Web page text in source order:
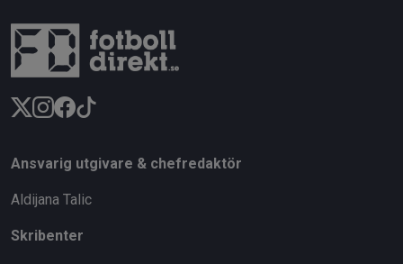
Ansvarig utgivare & chefredaktör
Aldijana Talic
Skribenter